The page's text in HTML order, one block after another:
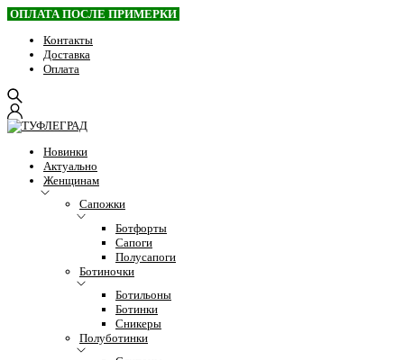
ОПЛАТА ПОСЛЕ ПРИМЕРКИ
Контакты
Доставка
Оплата
Новинки
Актуально
Женщинам
Сапожки
Ботфорты
Сапоги
Полусапоги
Ботиночки
Ботильоны
Ботинки
Сникеры
Полуботинки